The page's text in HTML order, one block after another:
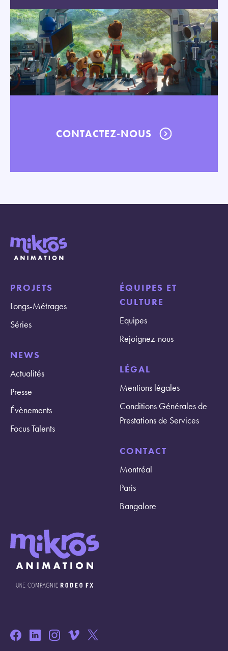
CONTACTEZ-NOUS
PROJETS
Longs-Métrages
Séries
NEWS
Actualités
Presse
Évènements
Focus Talents
ÉQUIPES ET
CULTURE
Equipes
Rejoignez-nous
LÉGAL
Mentions légales
Conditions Générales de
Prestations de Services
CONTACT
Montréal
Paris
Bangalore